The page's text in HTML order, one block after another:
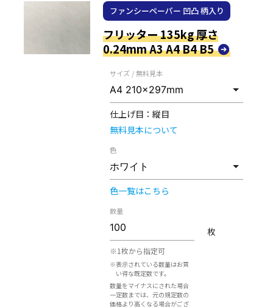
ファンシーペーパー 凹凸 柄入り
フリッター 135kg 厚さ
0.24mm A3 A4 B4 B5
サイズ / 無料見本
仕上げ目： 縦目
無料見本について
色
色一覧はこちら
数量
※1枚から指定可
※表示されている数量はお買
い得な既定数です。
数量をマイナスにされた場合
一定数までは、元の規定数の
価格より高くなる場合がござ
枚